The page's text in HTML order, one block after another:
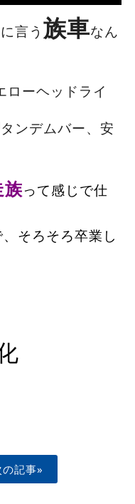
言う 族車なん
ローヘッドライ
ンデムバー、安
って感じで仕
そろそろ卒業し
の記事»